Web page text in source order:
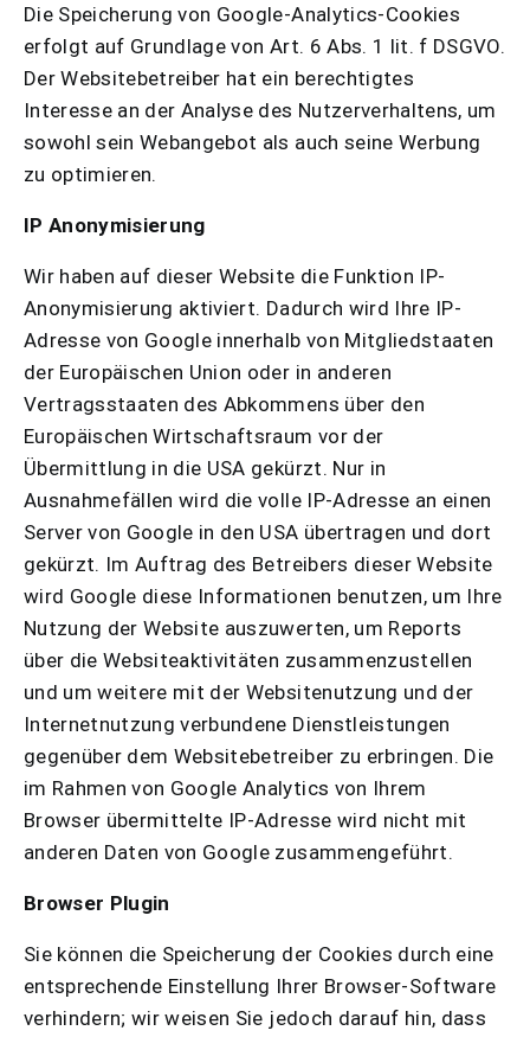
Die Speicherung von Google-Analytics-Cookies
erfolgt auf Grundlage von Art. 6 Abs. 1 lit. f DSGVO.
Der Websitebetreiber hat ein berechtigtes
Interesse an der Analyse des Nutzerverhaltens, um
sowohl sein Webangebot als auch seine Werbung
zu optimieren.
IP Anonymisierung
Wir haben auf dieser Website die Funktion IP-
Anonymisierung aktiviert. Dadurch wird Ihre IP-
Adresse von Google innerhalb von Mitgliedstaaten
der Europäischen Union oder in anderen
Vertragsstaaten des Abkommens über den
Europäischen Wirtschaftsraum vor der
Übermittlung in die USA gekürzt. Nur in
Ausnahmefällen wird die volle IP-Adresse an einen
Server von Google in den USA übertragen und dort
gekürzt. Im Auftrag des Betreibers dieser Website
wird Google diese Informationen benutzen, um Ihre
Nutzung der Website auszuwerten, um Reports
über die Websiteaktivitäten zusammenzustellen
und um weitere mit der Websitenutzung und der
Internetnutzung verbundene Dienstleistungen
gegenüber dem Websitebetreiber zu erbringen. Die
im Rahmen von Google Analytics von Ihrem
Browser übermittelte IP-Adresse wird nicht mit
anderen Daten von Google zusammengeführt.
Browser Plugin
Sie können die Speicherung der Cookies durch eine
entsprechende Einstellung Ihrer Browser-Software
verhindern; wir weisen Sie jedoch darauf hin, dass